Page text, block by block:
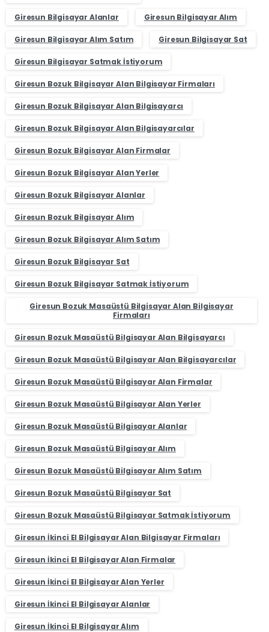
Giresun Bilgisayar Alanlar Giresun Bilgisayar Alım
Giresun Bilgisayar Alım Satım Giresun Bilgisayar Sat
Giresun Bilgisayar Satmak İstiyorum
Giresun Bozuk Bilgisayar Alan Bilgisayar Firmaları
Giresun Bozuk Bilgisayar Alan Bilgisayarcı
Giresun Bozuk Bilgisayar Alan Bilgisayarcılar
Giresun Bozuk Bilgisayar Alan Firmalar
Giresun Bozuk Bilgisayar Alan Yerler
Giresun Bozuk Bilgisayar Alanlar
Giresun Bozuk Bilgisayar Alım
Giresun Bozuk Bilgisayar Alım Satım
Giresun Bozuk Bilgisayar Sat
Giresun Bozuk Bilgisayar Satmak İstiyorum
Giresun Bozuk Masaüstü Bilgisayar Alan Bilgisayar
Firmaları
Giresun Bozuk Masaüstü Bilgisayar Alan Bilgisayarcı
Giresun Bozuk Masaüstü Bilgisayar Alan Bilgisayarcılar
Giresun Bozuk Masaüstü Bilgisayar Alan Firmalar
Giresun Bozuk Masaüstü Bilgisayar Alan Yerler
Giresun Bozuk Masaüstü Bilgisayar Alanlar
Giresun Bozuk Masaüstü Bilgisayar Alım
Giresun Bozuk Masaüstü Bilgisayar Alım Satım
Giresun Bozuk Masaüstü Bilgisayar Sat
Giresun Bozuk Masaüstü Bilgisayar Satmak İstiyorum
Giresun İkinci El Bilgisayar Alan Bilgisayar Firmaları
Giresun İkinci El Bilgisayar Alan Firmalar
Giresun İkinci El Bilgisayar Alan Yerler
Giresun İkinci El Bilgisayar Alanlar
Giresun İkinci El Bilgisayar Alım